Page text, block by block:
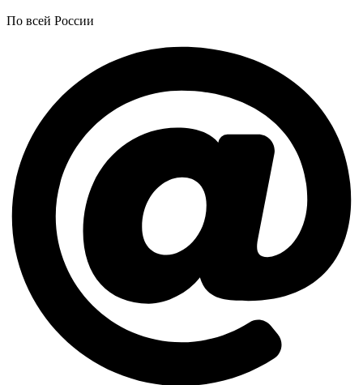
По всей России